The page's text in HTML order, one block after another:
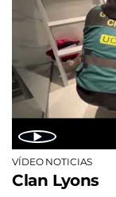
VÍDEO NOTICIAS
Clan Lyons